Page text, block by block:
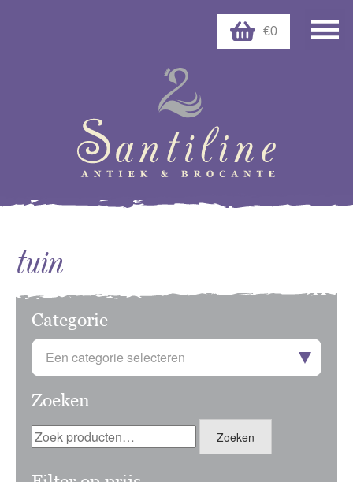
€0
tuin
Categorie
Een categorie selecteren
Zoeken
Zoeken
naar:
Zoeken